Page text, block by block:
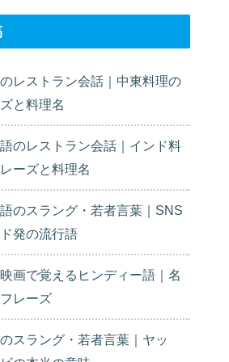
レストラン会話｜中東料理の
と料理名
のレストラン会話｜インド料
ーズと料理名
のスラング・若者言葉｜SNS
発の流行語
画で覚えるヒンディー語｜名
レーズ
スラング・若者言葉｜ヤッ